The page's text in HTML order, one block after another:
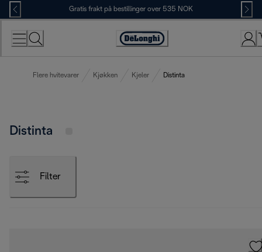
Skip
to
Content
Gratis frakt på bestillinger over 535 NOK
Accessibility
Flere hvitevarer Kjøkken Kjeler Distinta
Distinta
Filter